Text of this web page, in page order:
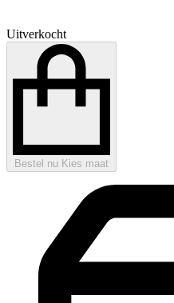
Uitverkocht
Bestel nu Kies maat